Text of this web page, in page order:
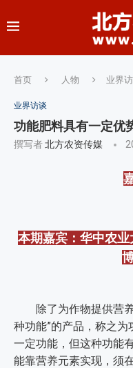
首页 人物 业界
业界访谈
功能肥料具有一定优
撰写者北方农资传媒
本期嘉宾：华中农业
除了为作物提供营养
种功能”的产品，称之
一定功能，但这种功能
能靠营养元素实现，须